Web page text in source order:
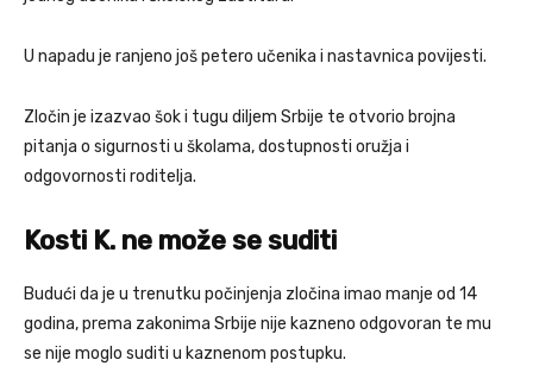
U napadu je ranjeno još petero učenika i nastavnica povijesti.
Zločin je izazvao šok i tugu diljem Srbije te otvorio brojna
pitanja o sigurnosti u školama, dostupnosti oružja i
odgovornosti roditelja.
Kosti K. ne može se suditi
Budući da je u trenutku počinjenja zločina imao manje od 14
godina, prema zakonima Srbije nije kazneno odgovoran te mu
se nije moglo suditi u kaznenom postupku.